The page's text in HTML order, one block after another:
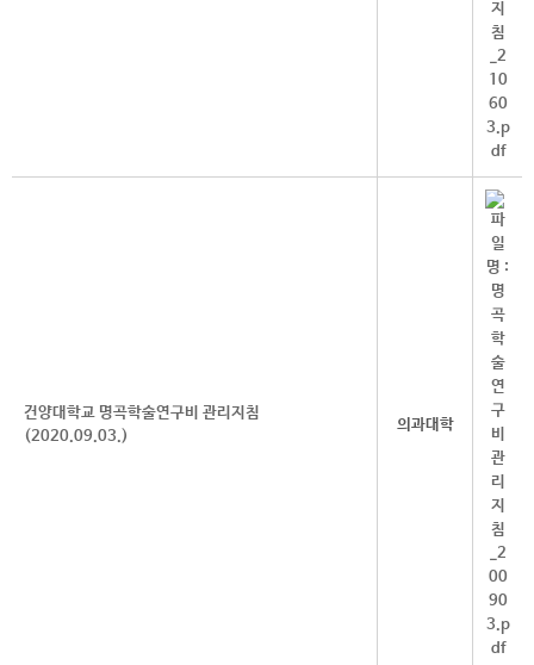
건양대학교 명곡학술연구비 관리지침
(2020.09.03.)
의과대학